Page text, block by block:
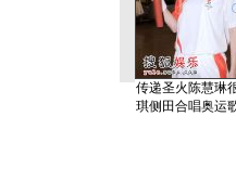
传递圣火陈慧琳
琪侧田合唱奥运